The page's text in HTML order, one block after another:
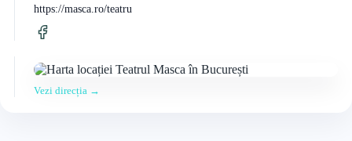
https://masca.ro/teatru
Vezi direcția →